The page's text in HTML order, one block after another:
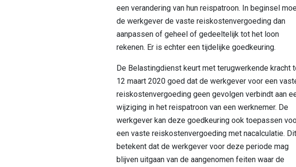
een verandering van hun reispatroon. In beginsel
de werkgever de vaste reiskostenvergoeding dan
aanpassen of geheel of gedeeltelijk tot het loon
rekenen. Er is echter een tijdelijke goedkeuring.
De Belastingdienst keurt met terugwerkende kracht
12 maart 2020 goed dat de werkgever voor een
reiskostenvergoeding geen gevolgen verbindt aan
wijziging in het reispatroon van een werknemer. De
werkgever kan deze goedkeuring ook toepassen
een vaste reiskostenvergoeding met nacalculatie. Dit
betekent dat de werkgever voor deze periode mag
blijven uitgaan van de aangenomen feiten waar de